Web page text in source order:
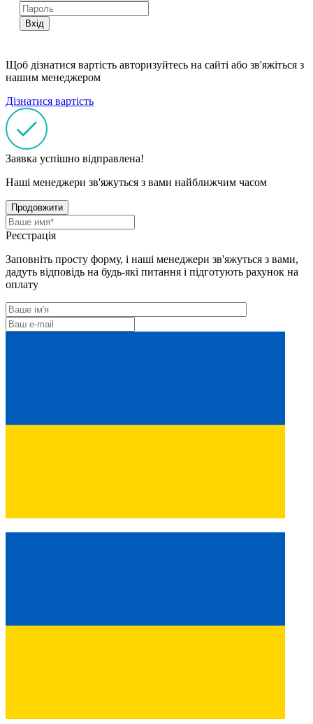
Вхід
Щоб дізнатися вартість авторизуйтесь на сайті або зв'яжіться з
нашим менеджером
Дізнатися вартість
Заявка успішно відправлена!
Наші менеджери зв'яжуться з вами найближчим часом
Продовжити
Реєстрація
Заповніть просту форму, і наші менеджери зв'яжуться з вами,
дадуть відповідь на будь-які питання і підготують рахунок на
оплату